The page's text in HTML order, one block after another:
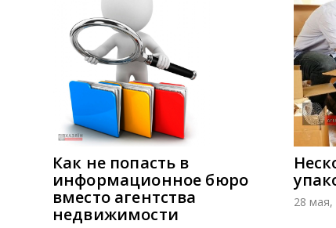
Как не попасть в
информационное бюро
вместо агентства
недвижимости
28 мая,